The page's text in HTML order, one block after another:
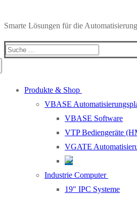
Smarte Lösungen für die
Search
Produkte & Shop
VBASE
VBASE Software
VTP Bediengeräte
VGATE
Industrie Computer
19″ IPC Systeme